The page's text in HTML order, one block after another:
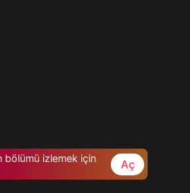
bölümü izlemek için
Aç